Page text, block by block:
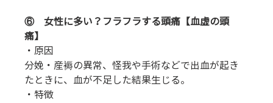
⑥    女性に多い？フラフラする頭痛【血虚の頭
痛】
・原因
分娩・産褥の異常、怪我や手術などで出血が起き
たときに、血が不足した結果生じる。
・特徴